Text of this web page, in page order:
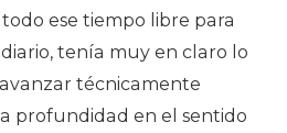
ese tiempo libre para
tenía muy en claro lo
técnicamente
profundidad en el sentido